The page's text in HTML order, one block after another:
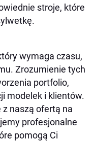
stroje, które
wymaga czasu,
Zrozumienie tych
portfolio,
modelek i klientów.
naszą ofertą na
profesjonalne
pomogą Ci